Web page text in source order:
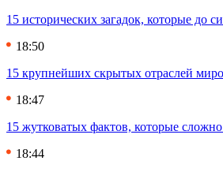
15 исторических загадок, которые до
18:50
15 крупнейших скрытых отраслей
18:47
15 жутковатых фактов, которые
18:44